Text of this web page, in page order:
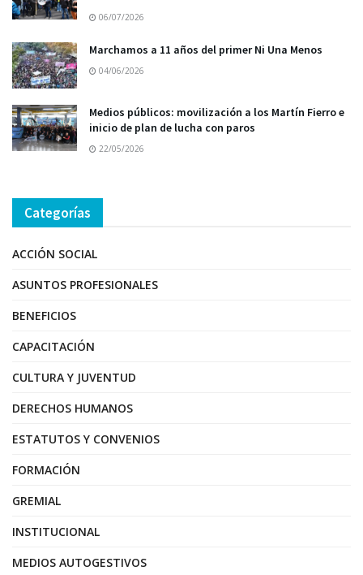
06/07/2026
Marchamos a 11 años del primer Ni Una Menos
04/06/2026
Medios públicos: movilización a los Martín Fierro e
inicio de plan de lucha con paros
22/05/2026
Categorías
ACCIÓN SOCIAL
ASUNTOS PROFESIONALES
BENEFICIOS
CAPACITACIÓN
CULTURA Y JUVENTUD
DERECHOS HUMANOS
ESTATUTOS Y CONVENIOS
FORMACIÓN
GREMIAL
INSTITUCIONAL
MEDIOS AUTOGESTIVOS